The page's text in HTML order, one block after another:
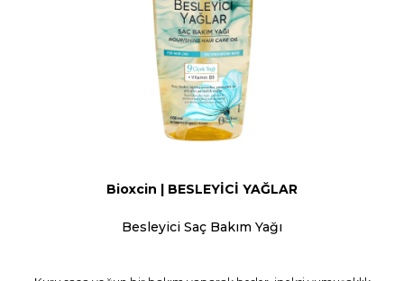
Bioxcin | BESLEYİCİ YAĞLAR
Besleyici Saç Bakım Yağı